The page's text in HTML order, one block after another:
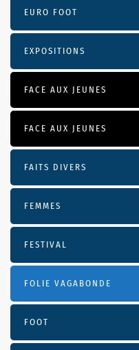
EURO FOOT
EXPOSITIONS
FACE AUX JEUNES
FACE AUX JEUNES
FAITS DIVERS
FEMMES
FESTIVAL
FOLIE VAGABONDE
FOOT